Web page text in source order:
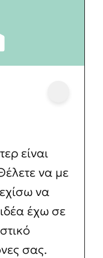
είναι
να με
να
έχω σε
σας.